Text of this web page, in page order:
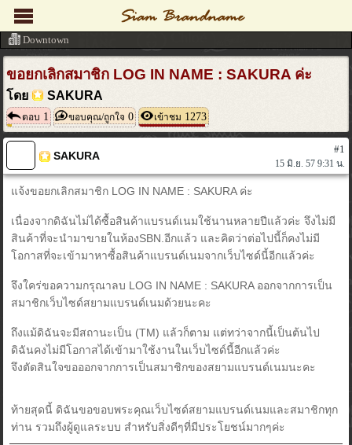
ขอยกเลิกสมาชิก LOG IN NAME : SAKURA ค่ะ
โดย SAKURA
ตอบ 1 ขอบคุณ/ถูกใจ 0 เข้าชม 1273
SAKURA
#1
15 มิ.ย. 57 9:31 น.
แจ้งขอยกเลิกสมาชิก LOG IN NAME : SAKURA ค่ะ
เนื่องจากดิฉันไม่ได้ซื้อสินค้าแบรนด์เนมใช้นานหลายปีแล้วค่ะ จึงไม่มี
สินค้าที่จะนำมาขายในห้องSBN.อีกแล้ว และคิดว่าต่อไปนี้ก็คงไม่มี
โอกาสที่จะเข้ามาหาซื้อสินค้าแบรนด์เนมจากเว็บไซด์นี้อีกแล้วค่ะ
จึงใคร่ขอความกรุณาลบ LOG IN NAME : SAKURA ออกจากการเป็น
สมาชิกเว็บไซด์สยามแบรนด์เนมด้วยนะคะ
ถึงแม้ดิฉันจะมีสถานะเป็น (TM) แล้วก็ตาม แต่ทว่าจากนี้เป็นต้นไป
ดิฉันคงไม่มีโอกาสได้เข้ามาใช้งานในเว็บไซด์นี้อีกแล้วค่ะ
จึงตัดสินใจขอออกจากการเป็นสมาชิกของสยามแบรนด์เนมนะคะ
ท้ายสุดนี้ ดิฉันขอขอบพระคุณเว็บไซด์สยามแบรนด์เนมและสมาชิกทุก
ท่าน รวมถึงผู้ดูแลระบบ สำหรับสิ่งดีๆที่มีประโยชน์มากๆค่ะ
Downtown